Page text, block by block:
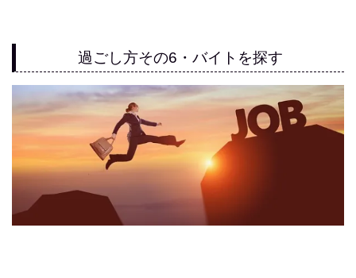
過ごし方その6・バイトを探す